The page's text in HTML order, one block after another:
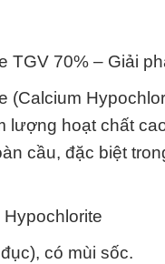
TGV 70% – Giải
(Calcium
hoạt chất
cầu, đặc biệt
có mùi sốc.